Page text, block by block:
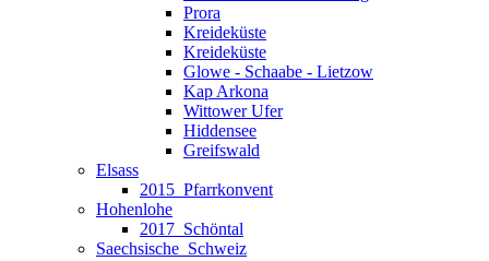
Prora
Kreideküste
Kreideküste
Glowe - Schaabe - Lietzow
Kap Arkona
Wittower Ufer
Hiddensee
Greifswald
Elsass
2015_Pfarrkonvent
Hohenlohe
2017_Schöntal
Saechsische_Schweiz